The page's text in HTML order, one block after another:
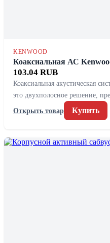
KENWOOD
Коаксиальная АС
103.04 RUB
Коаксиальная акустическая
это двухполосное решение,
Открыть товар
Купить